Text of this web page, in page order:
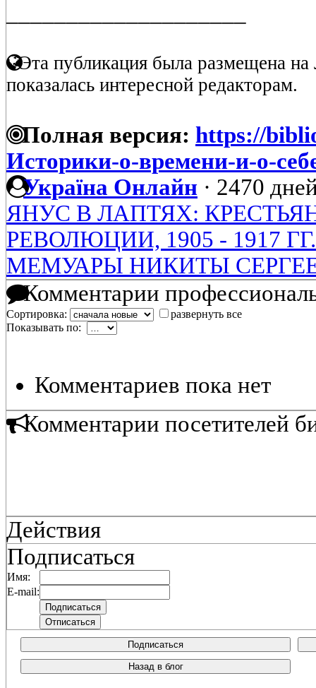
Эта публикация была размещена на
показалась интересной редакторам.
Полная версия: https://
Историки-о-времени-и-о-
Україна Онлайн · 2470
ЯНУС В ЛАПТЯХ:
РЕВОЛЮЦИИ, 1905 - 1917 ГГ.
МЕМУАРЫ НИКИТЫ
Комментарии
Сортировка:
развернуть все
Показывать по:
Комментариев пока нет
Комментарии посетителей
Действия
Подписаться
Имя:
E-mail:
Подписаться
Назад в блог